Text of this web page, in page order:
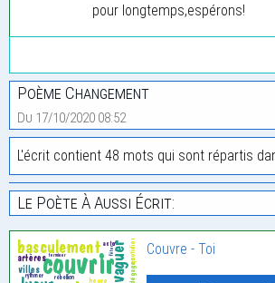
pour longtemps,espérons!
Poème Changement
Du 17/10/2020 08:52
L'écrit contient 48 mots qui sont répartis
Le Poète À Aussi Écrit:
Couvre - Toi